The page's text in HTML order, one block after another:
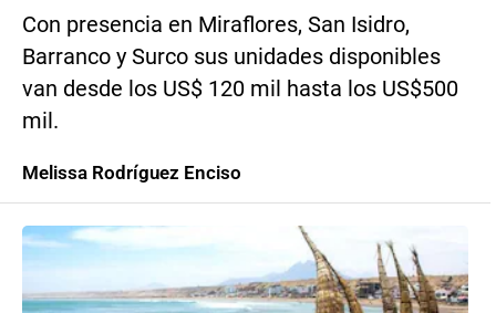
Con presencia en Miraflores, San Isidro,
Barranco y Surco sus unidades disponibles
van desde los US$ 120 mil hasta los US$500
mil.
Melissa Rodríguez Enciso